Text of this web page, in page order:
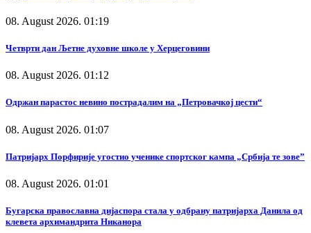
08. August 2026. 01:19
Четврти дан Љетне духовне школе у Херцеговини
08. August 2026. 01:12
Одржан парастос невино пострадалим на „Петровачкој цести“
08. August 2026. 01:07
Патријарх Порфирије угостио ученике спортског кампа „Србија те зове”
08. August 2026. 01:01
Бугарска православна дијаспора стала у одбрану патријарха Данила од
клевета архимандрита Никанора